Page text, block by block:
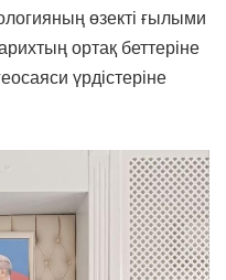
өзекті ғылыми
ортақ беттеріне
үрдістеріне